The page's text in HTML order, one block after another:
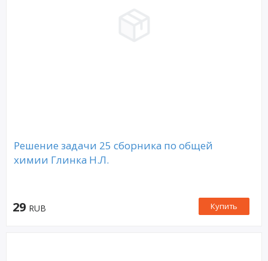
Решение задачи 25 сборника по общей
химии Глинка Н.Л.
29 RUB Купить